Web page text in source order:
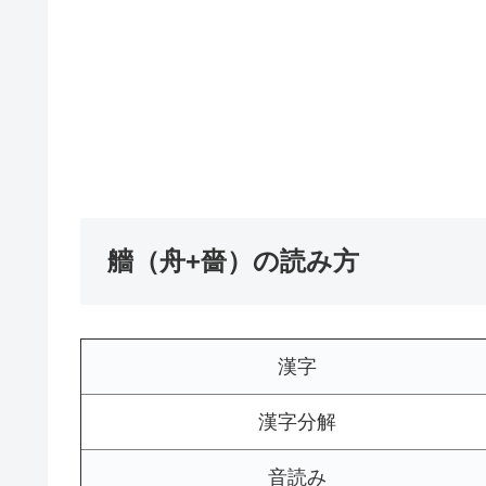
艢（舟+嗇）の読み方
漢字
漢字分解
音読み